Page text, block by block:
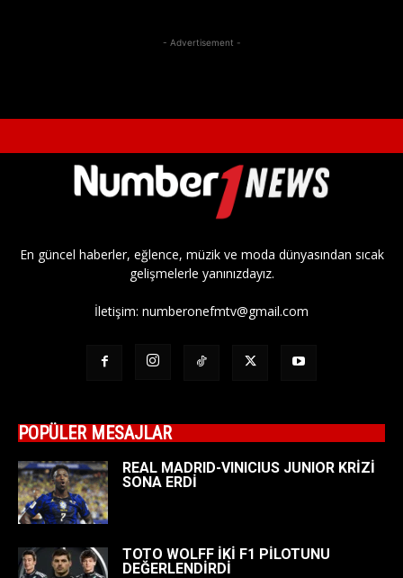
- Advertisement -
En güncel haberler, eğlence, müzik ve moda dünyasından sıcak
gelişmelerle yanınızdayız.
İletişim: numberonefmtv@gmail.com
POPÜLER MESAJLAR
REAL MADRID-VINICIUS JUNIOR KRİZİ
SONA ERDİ
TOTO WOLFF İKİ F1 PİLOTUNU
DEĞERLENDİRDİ